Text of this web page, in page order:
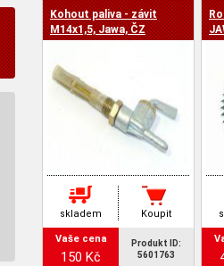
Kohout paliva - závit
M14x1,5, Jawa, ČZ
skladem Koupit
Vaše cena
150 Kč
Produkt ID:
5601763